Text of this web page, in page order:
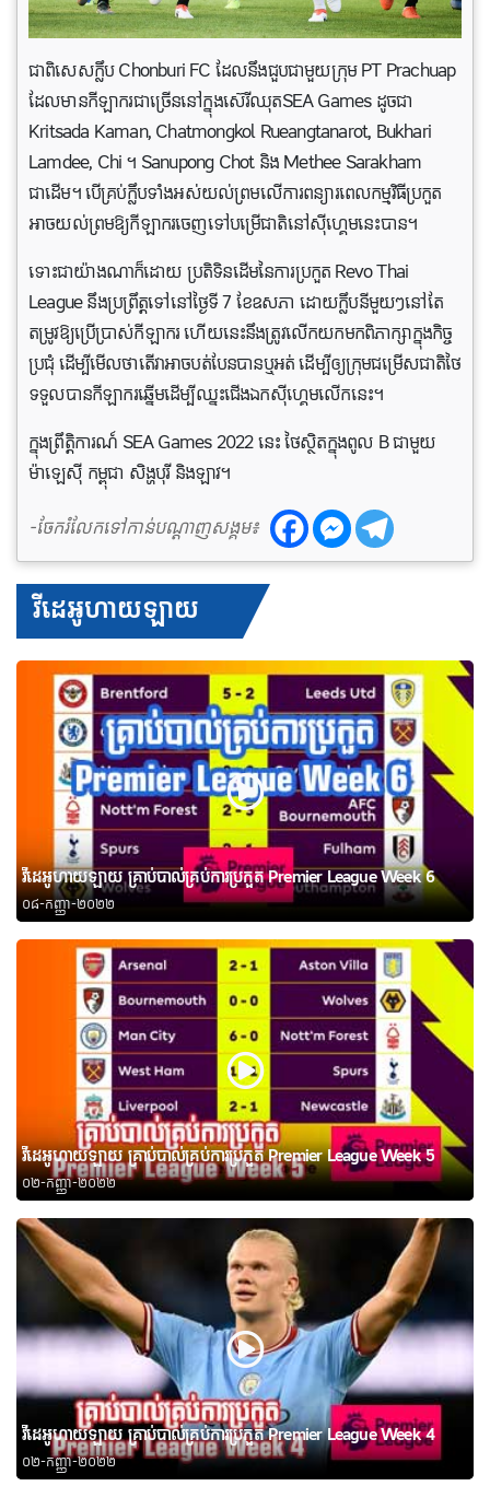
ជាពិសេសក្លឹប Chonburi FC ដែលនឹងជួបជាមួយក្រុម PT Prachuap
ដែលមានកីឡាករជាច្រើននៅក្នុងស៊េរីឈុតSEA Games ដូចជា
Kritsada Kaman, Chatmongkol Rueangtanarot, Bukhari
Lamdee, Chi ។ Sanupong Chot និង Methee Sarakham
ជាដើម។ បើគ្រប់ក្លឹបទាំងអស់យល់ព្រមលើការពន្យារពេលកម្មវិធីប្រកួត
អាចយល់ព្រមឱ្យកីឡាករចេញទៅបម្រើជាតិនៅស៊ីហ្គេមនេះបាន។
ទោះជាយ៉ាងណាក៏ដោយ ប្រតិទិនដើមនៃ​ការ​ប្រកួត Revo Thai
League នឹងប្រព្រឹត្តទៅនៅថ្ងៃទី 7 ខែឧសភា ដោយក្លឹបនីមួយៗនៅតែ
តម្រូវឱ្យប្រើប្រាស់កីឡាករ ហើយ​នេះ​នឹង​ត្រូវ​លើក​យក​មក​ពិភាក្សា​ក្នុង​កិច្ច
ប្រជុំ​ ដើម្បី​មើល​ថា​តើ​វា​អាច​បត់បែន​បាន​ឬ​អត់ ដើម្បី​ឲ្យ​ក្រុម​ជម្រើសជាតិ​ថៃ​
ទទួលបាន​កីឡាករ​ឆ្នើម​ដើម្បី​ឈ្នះ​ជើងឯក​ស៊ី​ហ្គេម​លើក​នេះ​។
ក្នុង​ព្រឹត្តិការណ៍ SEA Games 2022 នេះ ថៃ​ស្ថិត​ក្នុងពូល B ជាមួយ
ម៉ាឡេស៊ី កម្ពុជា សិង្ហបុរី និង​ឡាវ។
-ចែករំលែកទៅកាន់បណ្តាញសង្គម៖
វីដេអូហាយឡាយ
វីដេអូហាយឡាយ គ្រាប់បាល់គ្រប់ការប្រកួត Premier League Week 6
០៨-កញ្ញា-២០២២
វីដេអូហាយឡាយ គ្រាប់បាល់គ្រប់ការប្រកួត Premier League Week 5
០២-កញ្ញា-២០២២
វីដេអូហាយឡាយ គ្រាប់បាល់គ្រប់ការប្រកួត Premier League Week 4
០២-កញ្ញា-២០២២